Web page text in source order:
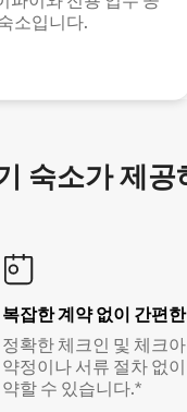
소입니다.
숙소가 제
복잡한 계약 없이 간편
정확한 체크인 및 체크
약정이나 서류 절차 없
약할 수 있습니다.*